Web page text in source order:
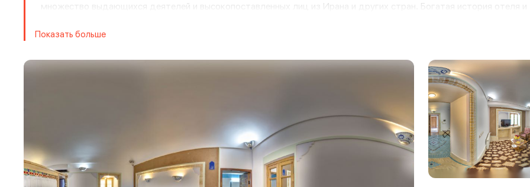
множество выдающихся деятелей и высокопоставленных лиц из Ирана и других стран. Богатая история отеля и
культурное значение.
Отель Moshir предлагает ряд удобств и услуг, чтобы удовлетворить потребности своих гостей. Номера
оформлены в сочетании традиционного персидского декора и современного комфорта, обеспечивая роскошное
комфортное пребывание. Персонал отеля известен своим теплым гостеприимством, гарантирующим, что гости
будут чувствовать себя желанными гостями, о которых хорошо позаботятся во время их пребывания.
Отель Moshir также известен своими изысканными ресторанами. В ресторанах на территории отеля подают
разнообразные блюда персидской и международной кухонь, приготовленные из свежих и высококачественных
ингредиентов. Гости могут наслаждаться кулинарными изысками, любуясь элегантной обстановкой отеля.
Помимо размещения и питания, отель Moshir Hotel предлагает различные удобства, чтобы улучшить
Показать больше